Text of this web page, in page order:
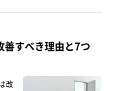
善すべき理由と7つ
改